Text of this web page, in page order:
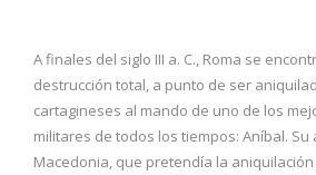
A finales del siglo III a. C., Roma se
destrucción total, a punto de ser
cartagineses al mando de uno de los
militares de todos los tiempos: Aníbal. Su
Macedonia, que pretendía la aniquilación